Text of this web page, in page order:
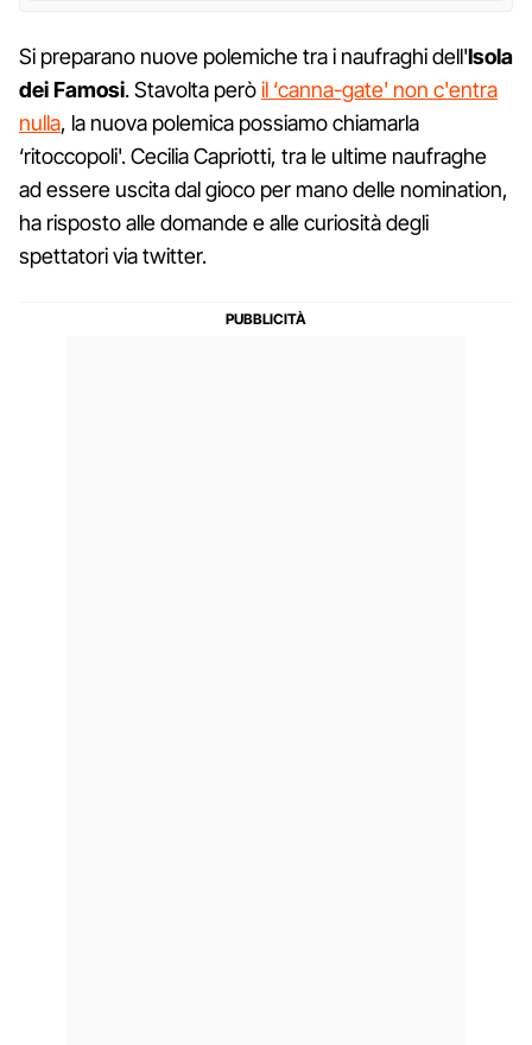
Si preparano nuove polemiche tra i naufraghi dell'Isola
dei Famosi. Stavolta peròil ‘canna-gate' non c'entra
nulla, la nuova polemica possiamo chiamarla
‘ritoccopoli'. Cecilia Capriotti, tra le ultime naufraghe
ad essere uscita dal gioco per mano delle nomination,
ha risposto alle domande e alle curiosità degli
spettatori via twitter.